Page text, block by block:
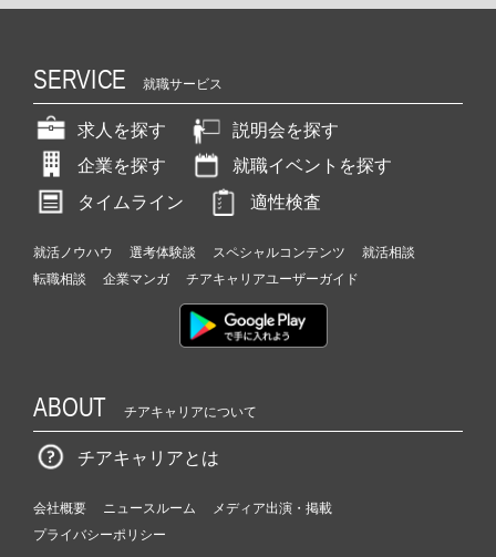
SERVICE 就職サービス
求人を探す
説明会を探す
企業を探す
就職イベントを探す
タイムライン
適性検査
就活ノウハウ 選考体験談 スペシャルコンテンツ
就活相談
転職相談
企業マンガ チアキャリアユーザーガイド
ABOUT チアキャリアについて
チアキャリアとは
会社概要 ニュースルーム
メディア出演・掲載
プライバシーポリシー